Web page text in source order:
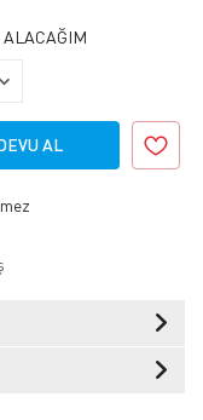
ALACAĞIM
AL